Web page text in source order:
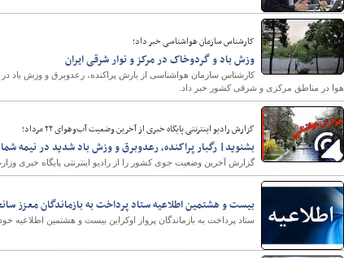
کارشناس سازمان هواشناسی خبر داد؛
وزش باد و گردوخاک در مرکز و نوار شرقی ایران
کارشناس سازمان هواشناسی از بارش پراکنده، رعدوبرق و وزش
هوا در مناطق مرکزی و شرقی کشور خبر داد.
گزارش رادیو اینترنتی پایگاه‌ خبری از آخرین وضعیت آب‌وهوای ۲۲ مرداد؛
بشنوید| رگبار پراکنده، رعدوبرق و وزش باد شدید در نیمه
گزارش آخرین وضعیت جوی کشور را از رادیو اینترنتی پایگاه خبری
بیست و هشتمین اطلاعیه ستاد پرداخت به بازماندگان معزز
ستاد پرداخت به بازماندگان پرواز اوکراین بیست و هشتمین اطلاعیه